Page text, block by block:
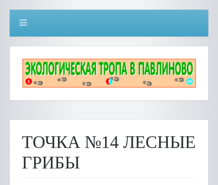
ТОЧКА №14 ЛЕСНЫЕ
ГРИБЫ